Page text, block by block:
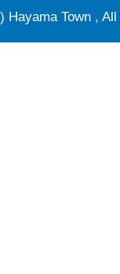
Hayama Town ,